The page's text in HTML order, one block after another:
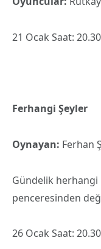
21 Ocak Saat: 20.30
Ferhangi Şeyler
Oynayan: Ferhan
Gündelik herhangi
penceresinden
26 Ocak Saat: 20.30